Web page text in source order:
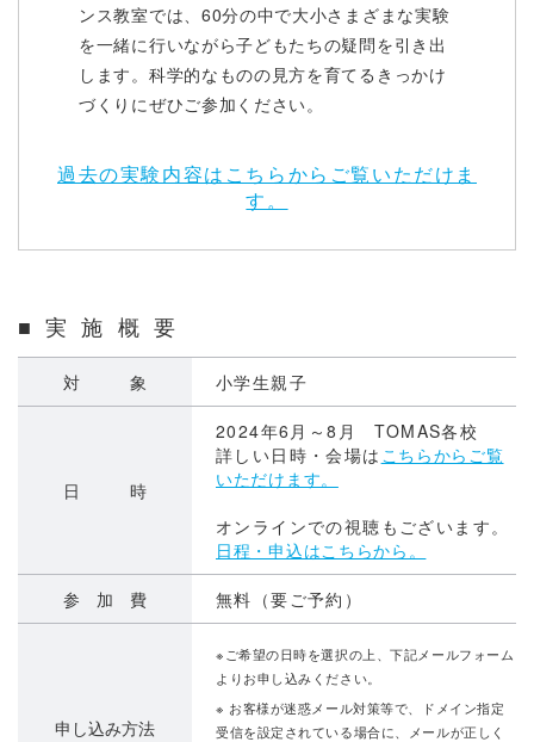
ンス教室では、60分の中で大小さまざまな実験
を一緒に行いながら子どもたちの疑問を引き出
します。科学的なものの見方を育てるきっかけ
づくりにぜひご参加ください。
過去の実験内容はこちらからご覧いただけま
す。
■ 実 施 概 要
対 象 小学生親子
日 時
2024年6月～8月 TOMAS各校
詳しい日時・会場は こちらからご覧
いただけます。
オンラインでの視聴もございます。
日程・申込はこちらから。
参 加 費 無料（要ご予約）
申し込み方法
※ご希望の日時を選択の上、下記メールフォーム
よりお申し込みください。
※ お客様が迷惑メール対策等で、ドメイン指定
受信を設定されている場合に、メールが正しく